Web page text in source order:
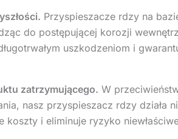
Przyspieszacze rdzy na
do postępującej korozji
uszkodzeniom i
zatrzymującego. W
nasz przyspieszacz rdzy działa
i eliminuje ryzyko